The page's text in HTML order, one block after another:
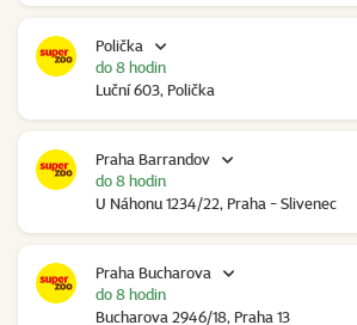
Polička
Luční 603, Polička
do 8 hodin
Praha Barrandov
U Náhonu 1234/22, Praha - Slivenec
do 8 hodin
Praha Bucharova
Bucharova 2946/18, Praha 13
do 8 hodin